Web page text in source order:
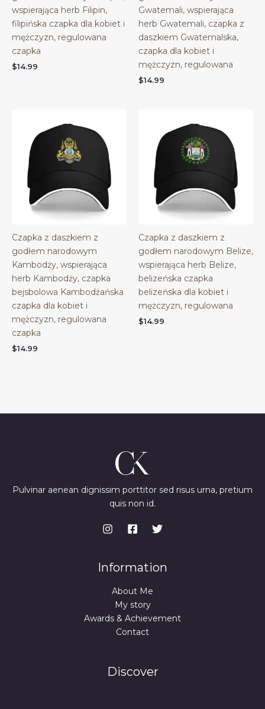
wspierająca herb Filipin,
filipińska czapka dla kobiet i
mężczyzn, regulowana
czapka
$14.99
Gwatemali, wspierająca
herb Gwatemali, czapka z
daszkiem Gwatemalska,
czapka dla kobiet i
mężczyzn, regulowana
$14.99
Czapka z daszkiem z
godłem narodowym
Kambodży, wspierająca
herb Kambodży, czapka
bejsbolowa Kambodżańska
czapka dla kobiet i
mężczyzn, regulowana
czapka
$14.99
Czapka z daszkiem z
godłem narodowym Belize,
wspierająca herb Belize,
belizeńska czapka
belizeńska dla kobiet i
mężczyzn, regulowana
$14.99
Pulvinar aenean dignissim porttitor sed risus urna, pretium
quis non id.
Information
About Me
My story
Awards & Achievement
Contact
Discover